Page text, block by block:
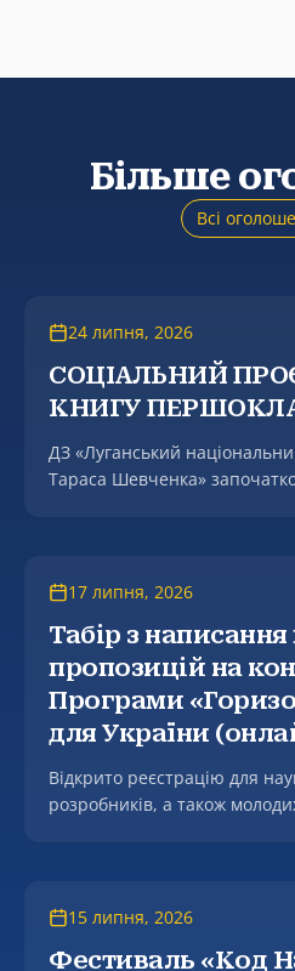
Більше
Всі
24 липня, 2026
СОЦІАЛЬНИЙ
КНИГУ
ДЗ «Луганський
Тараса Шевченка»
17 липня, 2026
Табір з
пропозицій на
Програми
для України
Відкрито реєстрацію для
розробників, а також
Європа» для учасників з
15 липня, 2026
Фестиваль «Код